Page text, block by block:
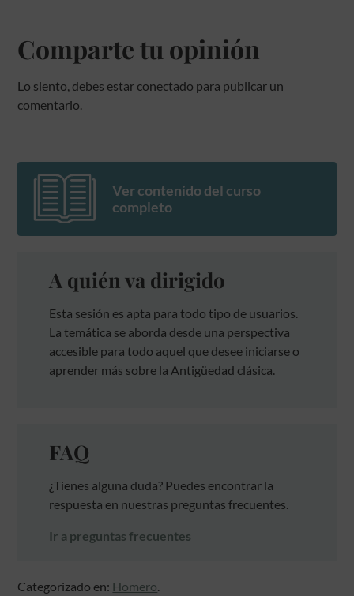
Comparte tu opinión
Lo siento, debes estar conectado para publicar un
comentario.
Ver contenido del curso
completo
A quién va dirigido
Esta sesión es apta para todo tipo de usuarios.
La temática se aborda desde una perspectiva
accesible para todo aquel que desee iniciarse o
aprender más sobre la Antigüedad clásica.
FAQ
¿Tienes alguna duda? Puedes encontrar la
respuesta en nuestras preguntas frecuentes.
Ir a preguntas frecuentes
Categorizado en: Homero